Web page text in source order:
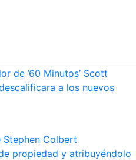
de ’60 Minutos’ Scott
a los nuevos
Stephen Colbert
propiedad y atribuyéndolo